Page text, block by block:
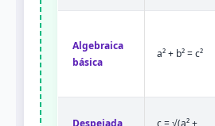
Algebraica
básica
a² + b² = c²
Despejada
c = √(a² +